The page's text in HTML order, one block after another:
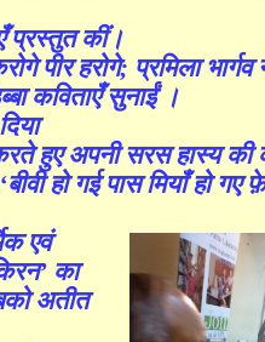
प्रस्तुत कीं।
पीर हरोगे; प्रमिला
कविताएँ सुनाईं ।
हुए अपनी सरस हास्य की
बीवी हो गई पास मियाँ हो गए
एवं
’का
अतीत